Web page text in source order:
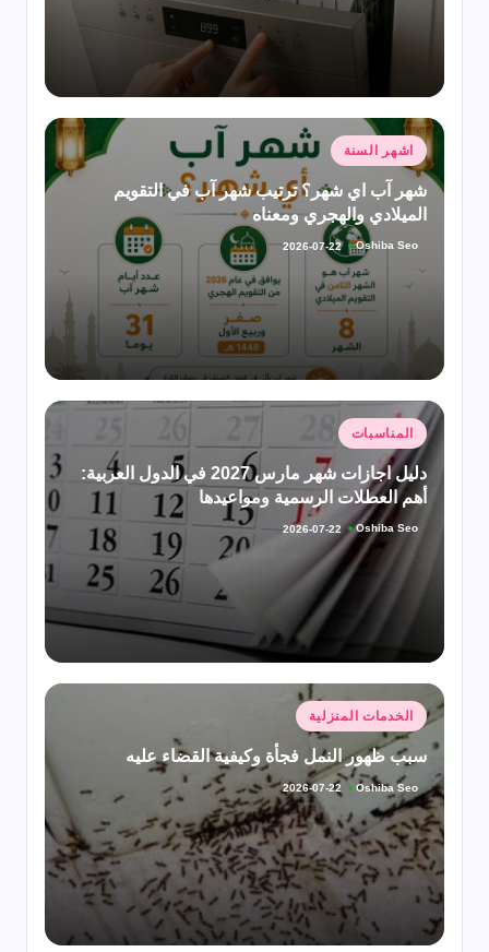
نُشر
في
اشهر السنة
شهر آب اي شهر؟ ترتيب شهر آب في التقويم
الميلادي والهجري ومعناه
تمّ
Oshiba Seo
2026-07-22
نُشر
في
المناسبات
دليل اجازات شهر مارس 2027 في الدول العربية:
أهم العطلات الرسمية ومواعيدها
تمّ
Oshiba Seo
2026-07-22
نُشر
في
الخدمات المنزلية
سبب ظهور النمل فجأة وكيفية القضاء عليه
تمّ
النشر
بواسطة
Oshiba Seo
2026-07-22